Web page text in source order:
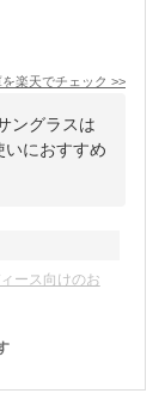
楽天でチェック >>
ングラスは
いにおすすめ
ース向けのお